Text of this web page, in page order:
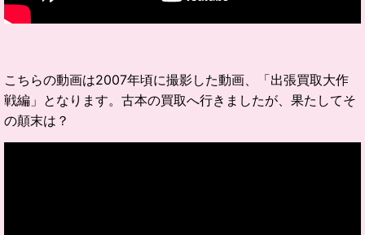
こちらの動画は2007年頃に撮影した動画、「出張買取大作
戦編」となります。古本の買取へ行きましたが、果たしてそ
の顛末は？